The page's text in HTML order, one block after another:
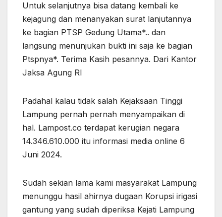
Untuk selanjutnya bisa datang kembali ke
kejagung dan menanyakan surat lanjutannya
ke bagian PTSP Gedung Utama*.. dan
langsung menunjukan bukti ini saja ke bagian
Ptspnya*. Terima Kasih pesannya. Dari Kantor
Jaksa Agung RI
Padahal kalau tidak salah Kejaksaan Tinggi
Lampung pernah pernah menyampaikan di
hal. Lampost.co terdapat kerugian negara
14.346.610.000 itu informasi media online 6
Juni 2024.
Sudah sekian lama kami masyarakat Lampung
menunggu hasil ahirnya dugaan Korupsi irigasi
gantung yang sudah diperiksa Kejati Lampung